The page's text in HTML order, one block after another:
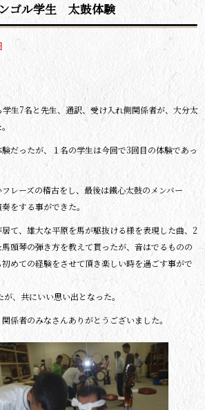
ゴル学生 太鼓体験
生7名と先生、通訳、受け入れ側関係者が、大分太
だったが、１名の学生は今回で3回目の体験であっ
レーズの稽古をし、最後は鐵心太鼓のメンバー
をする事ができた。
て、雄大な平原を馬が駆抜ける様を表現した曲、2
頭琴の弾き方を教えて貰ったが、音はでるものの
めての経験をさせて頂き楽しい時を過ごす事がで
、共にいい思い出となった。
係者のみなさんありがとうございました。